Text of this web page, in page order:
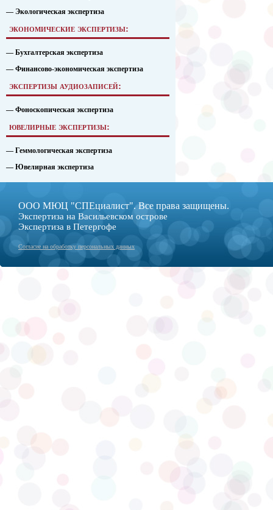
— Экологическая экспертиза
экономические экспертизы:
— Бухгалтерская экспертиза
— Финансово-экономическая экспертиза
экспертизы аудиозаписей:
— Фоноскопическая экспертиза
ювелирные экспертизы:
— Геммологическая экспертиза
— Ювелирная экспертиза
ООО МЮЦ "СПЕциалист". Все права защищены.
Экспертиза на Васильевском острове
Экспертиза в Петергофе
Согласие на обработку персональных данных